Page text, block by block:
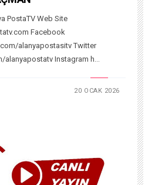
PostaTV Web Site
Facebook
alanyapostasitv Twitter
alanyapostatv Instagram h...
20 OCAK 2026